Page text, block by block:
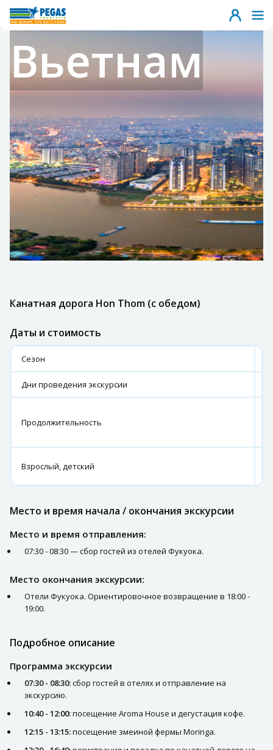
Вьетнам
Канатная дорога Hon Thom (с обедом)
Даты и стоимость
Сезон
Дни проведения экскурсии
Продолжительность
Взрослый, детский
Место и время начала / окончания экскурсии
Место и время отправления:
07:30 - 08:30 — сбор гостей из отелей Фукуока.
Место окончания экскурсии:
Отели Фукуока. Ориентировочное возвращение в 18:00 -
19:00.
Подробное описание
Программа экскурсии
07:30 - 08:30:сбор гостей в отелях и отправление на
экскурсию.
10:40 - 12:00:посещение Aroma House и дегустация кофе.
12:15 - 13:15:посещение змеиной фермы Moringa.